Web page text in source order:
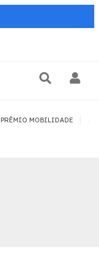
PRÊMIO MOBILIDADE